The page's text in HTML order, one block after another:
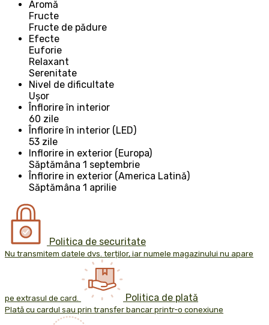
Aromă
Fructe
Fructe de pădure
Efecte
Euforie
Relaxant
Serenitate
Nivel de dificultate
Ușor
Înflorire în interior
60 zile
Înflorire în interior (LED)
53 zile
Inflorire in exterior (Europa)
Săptămâna 1 septembrie
Înflorire in exterior (America Latină)
Săptămâna 1 aprilie
Politica de securitate
Nu transmitem datele dvs. terților, iar numele magazinului nu apare
pe extrasul de card. Politica de plată
Plată cu cardul sau prin transfer bancar printr-o conexiune